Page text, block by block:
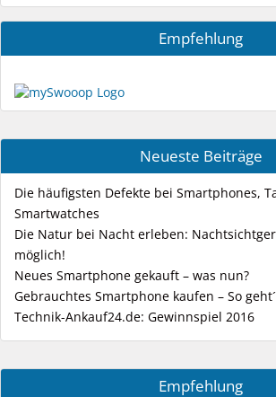
Empfehlung
Neueste Beiträge
Die häufigsten Defekte bei Smartphones,
Smartwatches
Die Natur bei Nacht erleben:
möglich!
Neues Smartphone gekauft – was nun?
Gebrauchtes Smartphone kaufen – So
Technik-Ankauf24.de: Gewinnspiel 2016
Empfehlung